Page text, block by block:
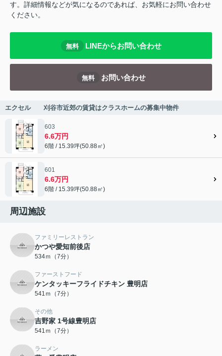
す。詳細情報などが気になるのであれば、お気軽にお問い合わせ
ください。
無料 LINEからお問い合わせ
無料 お問い合わせ
エクセル 刈谷市近郊の賃貸はクラスホームの募集中物件
603
6.6万円
6階 / 15.39坪(50.88㎡)
601
6.6万円
6階 / 15.39坪(50.88㎡)
周辺施設
ファミリーレストラン
かつや愛知前後店
534ｍ（7分）
ファーストフード
ケンタッキーフライドチキン 豊明店
541ｍ（7分）
その他
吉野家 1号線豊明店
541ｍ（7分）
ラーメン